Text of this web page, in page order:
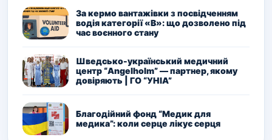
За кермо вантажівки з посвідченням
водія категорії «В»: що дозволено під
час воєнного стану
Шведсько-український медичний
центр “Angelholm” — партнер, якому
довіряють | ГО “УНІА”
Благодійний фонд “Медик для
медика”: коли серце лікує серця